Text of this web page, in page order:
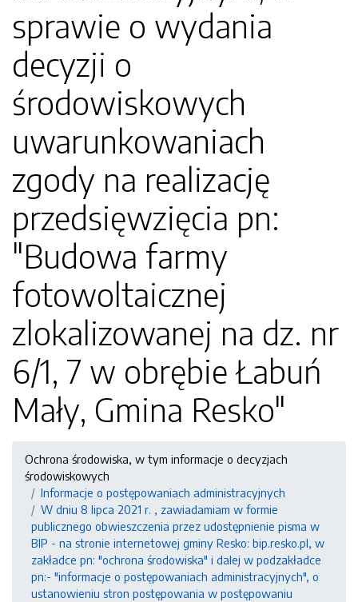
sprawie o wydania
decyzji o
środowiskowych
uwarunkowaniach
zgody na realizację
przedsięwzięcia pn:
"Budowa farmy
fotowoltaicznej
zlokalizowanej na dz. nr
6/1, 7 w obrębie Łabuń
Mały, Gmina Resko"
Ochrona środowiska, w tym informacje o decyzjach
środowiskowych
Informacje o postępowaniach administracyjnych
W dniu 8 lipca 2021 r. , zawiadamiam w formie
publicznego obwieszczenia przez udostępnienie pisma w
BIP - na stronie internetowej gminy Resko: bip.resko.pl, w
zakładce pn: "ochrona środowiska" i dalej w podzakładce
pn:- "informacje o postępowaniach administracyjnych", o
ustanowieniu stron postępowania w postępowaniu